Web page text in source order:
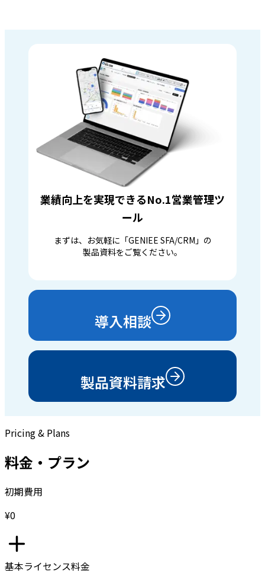
業績向上を実現できるNo.1営業管理ツ
ール
まずは、お気軽に「GENIEE SFA/CRM」の
製品資料をご覧ください。
導入相談
製品資料請求
Pricing & Plans
料金・プラン
初期費用
¥0
基本ライセンス料金